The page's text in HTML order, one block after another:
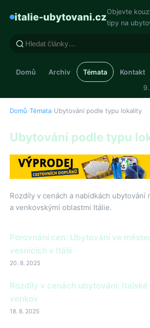
italie-ubytovani.czObjevte
tipy na
Domů Archiv Témata
Kontakt
Domů›Témata›Ubytování podle typu lokality
Ubytování podle typu
Rozdíly v cenách a nabídkách ubytování
a venkovskými oblastmi Itálie.
Porovnání cen: Ubytování ve
vesnicích v Itálii
20. 8. 2025
Rozdíly v cenách ubytování: Italské
venkov
18. 8. 2025